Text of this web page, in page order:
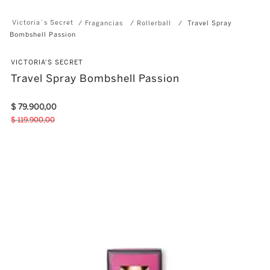
Fragancias Rollerball
Travel Spray
Bombshell Passion
VICTORIA'S SECRET
Travel Spray Bombshell Passion
$ 79.900,00
$ 119.900,00